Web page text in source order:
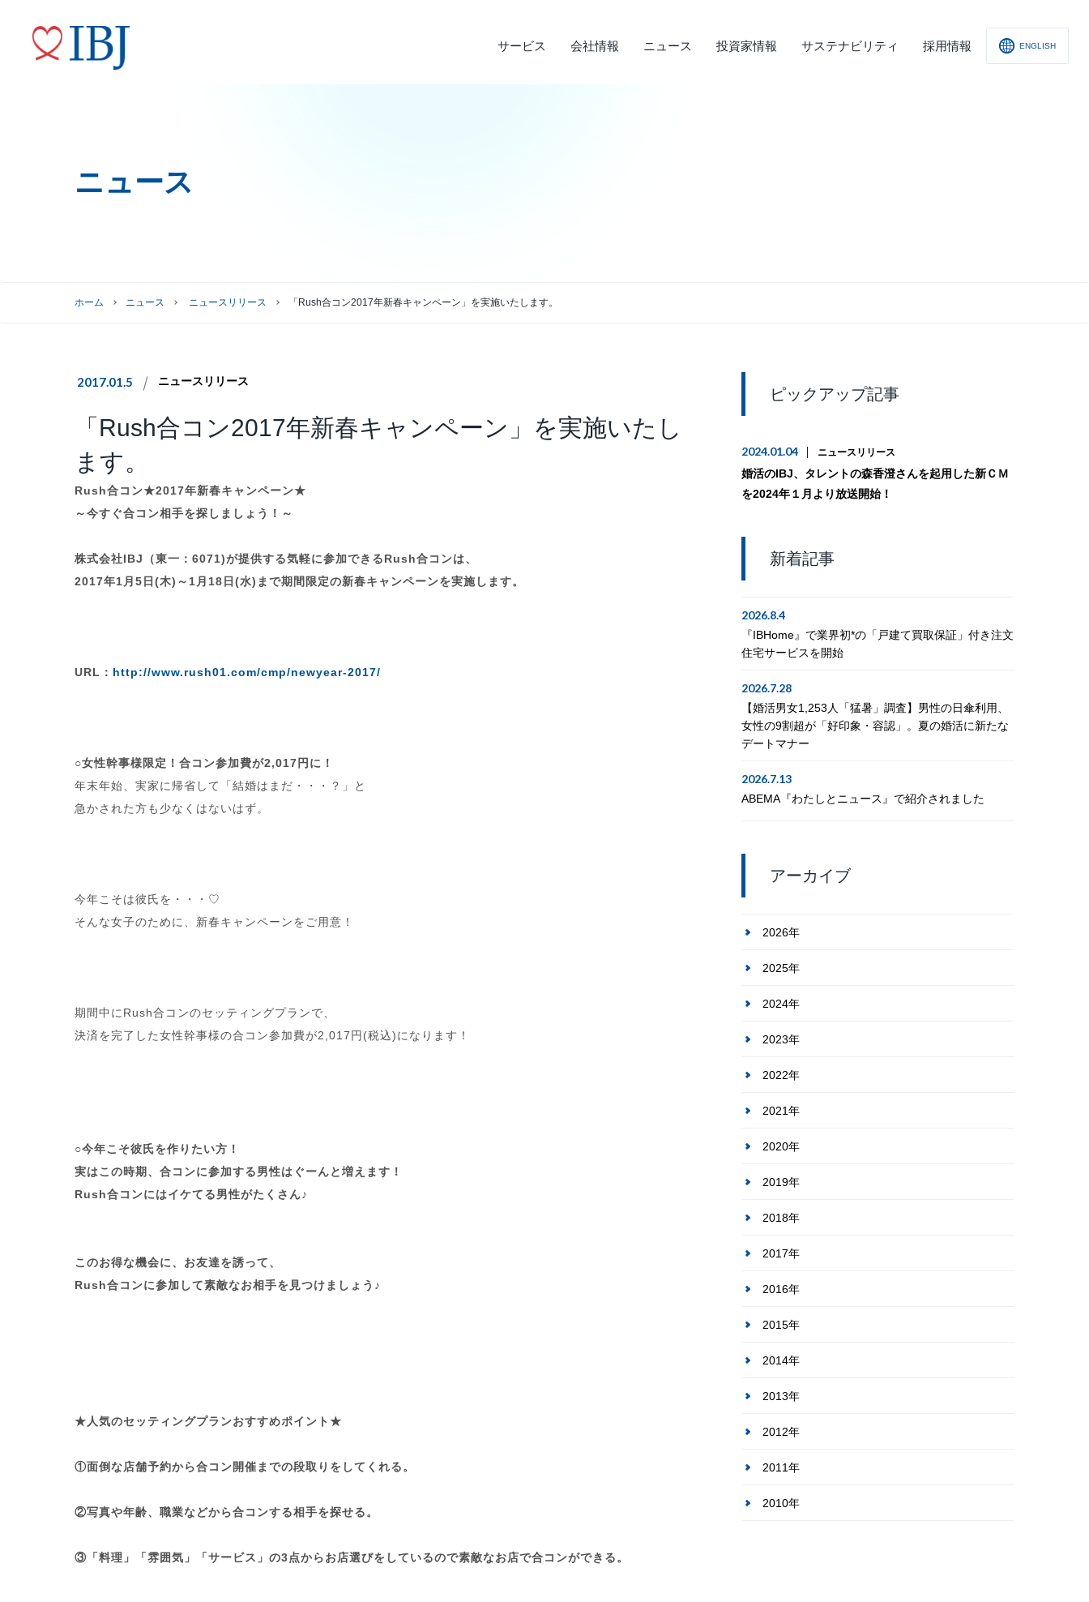
サービス
婚活サービス
会社情報
代表メッセージ
ニュース
ニュースリリース
投資家情報
株式情報
株主総会情報 四半期報告書・有価証券報告書
サステナビリティ
トップコミットメント
採用情報 ENGLISH
ニュース
ホーム ニュース ニュースリリース 「Rush合コン2017年新春キャンペーン」を実施いたします。
2017.01.5 ニュースリリース
「Rush合コン2017年新春キャンペーン」を実施いたし
ます。
Rush合コン★2017年新春キャンペーン★
～今すぐ合コン相手を探しましょう！～
株式会社IBJ（東一：6071)が提供する気軽に参加できるRush合コンは、
2017年1月5日(木)～1月18日(水)まで期間限定の新春キャンペーンを実施します。
URL： http://www.rush01.com/cmp/newyear-2017/
○女性幹事様限定！合コン参加費が2,017円に！
年末年始、実家に帰省して「結婚はまだ・・・？」と
急かされた方も少なくはないはず。
今年こそは彼氏を・・・♡
そんな女子のために、新春キャンペーンをご用意！
期間中にRush合コンのセッティングプランで、
決済を完了した女性幹事様の合コン参加費が2,017円(税込)になります！
○今年こそ彼氏を作りたい方！
実はこの時期、合コンに参加する男性はぐーんと増えます！
Rush合コンにはイケてる男性がたくさん♪
このお得な機会に、お友達を誘って、
Rush合コンに参加して素敵なお相手を見つけましょう♪
★人気のセッティングプランおすすめポイント★
①面倒な店舗予約から合コン開催までの段取りをしてくれる。
②写真や年齢、職業などから合コンする相手を探せる。
③「料理」「雰囲気」「サービス」の3点からお店選びをしているので素敵なお店で合コンができる。
ピックアップ記事
2024.01.04 ニュースリリース
婚活のIBJ、タレントの森香澄さんを起用した新ＣＭ
を2024年１月より放送開始！
新着記事
2026.8.4
『IBHome』で業界初*の「戸建て買取保証」付き注文
住宅サービスを開始
2026.7.28
【婚活男女1,253人「猛暑」調査】男性の日傘利用、
女性の9割超が「好印象・容認」。夏の婚活に新たな
デートマナー
2026.7.13
ABEMA『わたしとニュース』で紹介されました
アーカイブ
2026年
2025年
2024年
2023年
2022年
2021年
2020年
2019年
2018年
2017年
2016年
2015年
2014年
2013年
2012年
2011年
2010年